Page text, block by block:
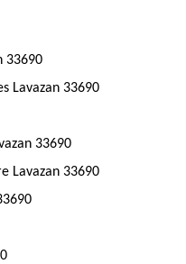
33690
Lavazan 33690
33690
Lavazan 33690